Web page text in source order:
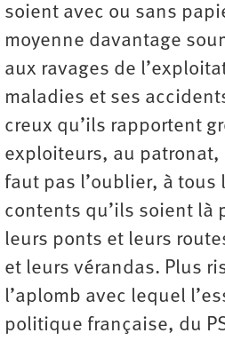
soient avec ou sans
moyenne davantage
aux ravages de
maladies et ses
creux qu’ils rapportent
exploiteurs, au patronat,
faut pas l’oublier, à tous
contents qu’ils soient là
leurs ponts et leurs
et leurs vérandas. Plus
l’aplomb avec lequel
politique française, du